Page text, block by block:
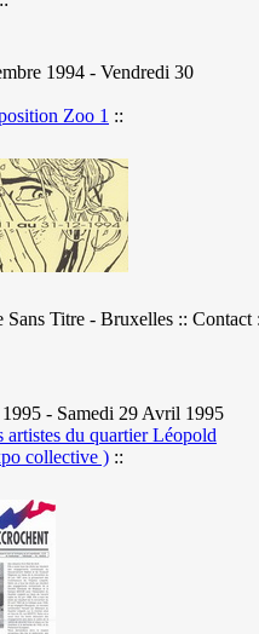
1994 - Vendredi 30
Zoo 1 ::
Titre - Bruxelles :: Contact
- Samedi 29 Avril 1995
artistes du quartier Léopold
collective ) ::